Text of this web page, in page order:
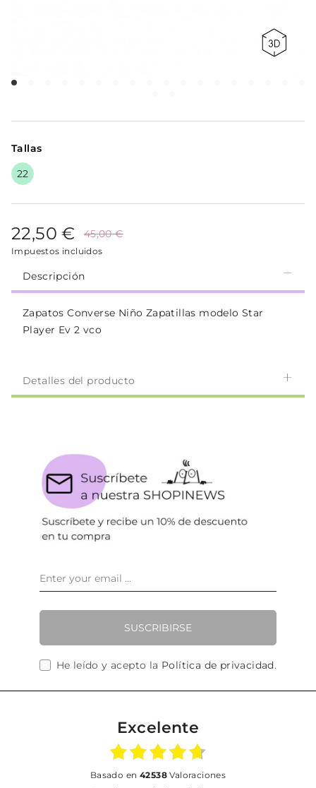
Tallas
22
22,50 € 45,00 €
Impuestos incluidos
Descripción
Zapatos Converse Niño Zapatillas modelo Star
Player Ev 2 vco
Detalles del producto
SUSCRIBIRSE
He leído y acepto la Política de privacidad.
Excelente
basado en 42538Valoraciones